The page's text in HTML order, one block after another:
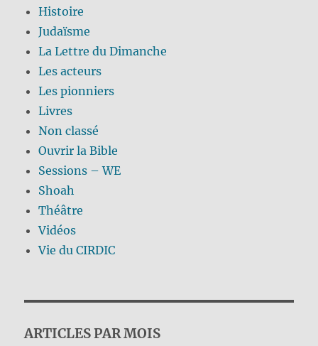
Histoire
Judaïsme
La Lettre du Dimanche
Les acteurs
Les pionniers
Livres
Non classé
Ouvrir la Bible
Sessions – WE
Shoah
Théâtre
Vidéos
Vie du CIRDIC
ARTICLES PAR MOIS